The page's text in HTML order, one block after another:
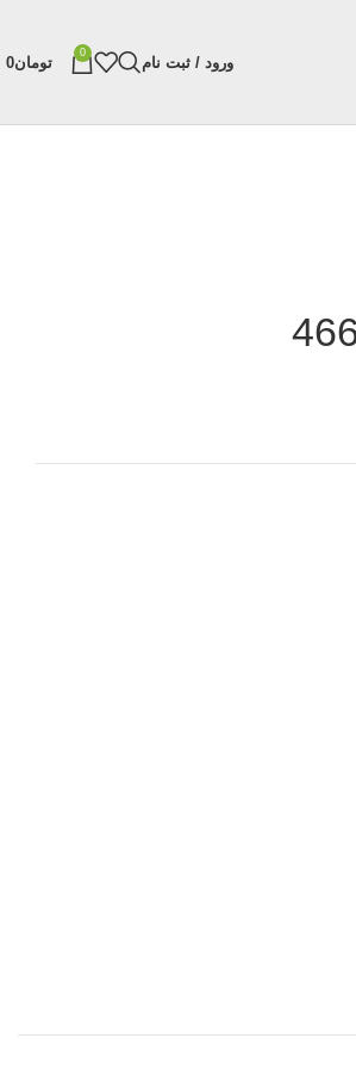
ورود / ثبت نام
0
تومان0